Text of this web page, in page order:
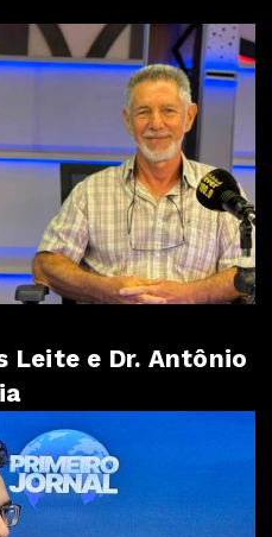
Leite e Dr. Antônio